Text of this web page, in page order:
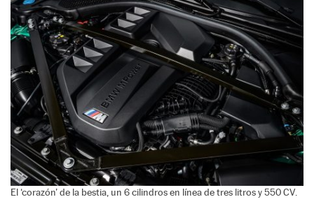
El ‘corazón’ de la bestia, un 6 cilindros en línea de tres litros y 550 CV.